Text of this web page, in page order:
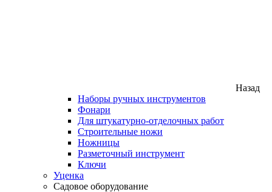
Назад
Наборы ручных инструментов
Фонари
Для штукатурно-отделочных работ
Строительные ножи
Ножницы
Разметочный инструмент
Ключи
Уценка
Садовое оборудование